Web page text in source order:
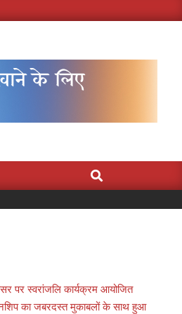
Search
पर स्वरांजलि कार्यक्रम आयोजित
का जबरदस्त मुकाबलों के साथ हुआ